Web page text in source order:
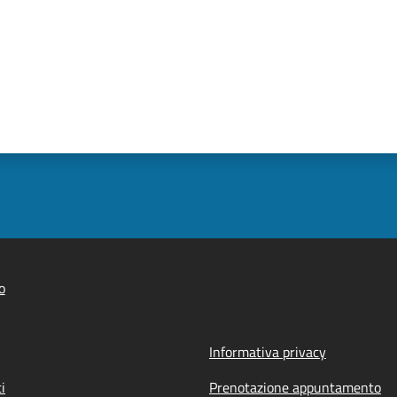
Informativa privacy
Prenotazione appuntamento